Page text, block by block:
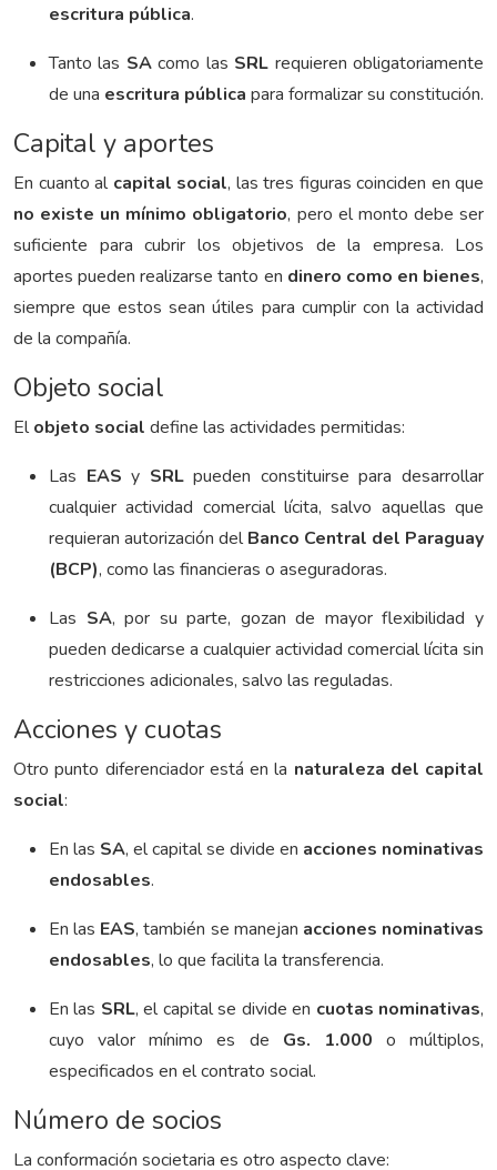
escritura pública.
Tanto las SAcomo las SRL requieren obligatoriamente
de una escritura pública para formalizar su constitución.
Capital y aportes
En cuanto al capital social, las tres figuras coinciden en que
no existe un mínimo obligatorio, pero el monto debe ser
suficiente para cubrir los objetivos de la empresa. Los
aportes pueden realizarse tanto en dinero como en bienes,
siempre que estos sean útiles para cumplir con la actividad
de la compañía.
Objeto social
Elobjeto social define las actividades permitidas:
Las EAS y SRLpueden constituirse para desarrollar
cualquier actividad comercial lícita, salvo aquellas que
requieran autorización delBanco Central del Paraguay
(BCP), como las financieras o aseguradoras.
Las SA, por su parte, gozan de mayor flexibilidad y
pueden dedicarse a cualquier actividad comercial lícita sin
restricciones adicionales, salvo las reguladas.
Acciones y cuotas
Otro punto diferenciador está en la naturaleza del capital
social:
En las SA, el capital se divide en acciones nominativas
endosables.
En las EAS, también se manejan acciones nominativas
endosables, lo que facilita la transferencia.
En las SRL, el capital se divide en cuotas nominativas,
cuyo valor mínimo es de Gs. 1.000 o múltiplos,
especificados en el contrato social.
Número de socios
La conformación societaria es otro aspecto clave: